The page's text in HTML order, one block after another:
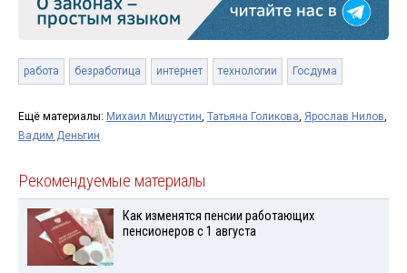
работа безработица интернет технологии Госдума
Ещё материалы: Михаил Мишустин, Татьяна Голикова, Ярослав Нилов,
Вадим Деньгин
Рекомендуемые материалы
Как изменятся пенсии работающих
пенсионеров с 1 августа